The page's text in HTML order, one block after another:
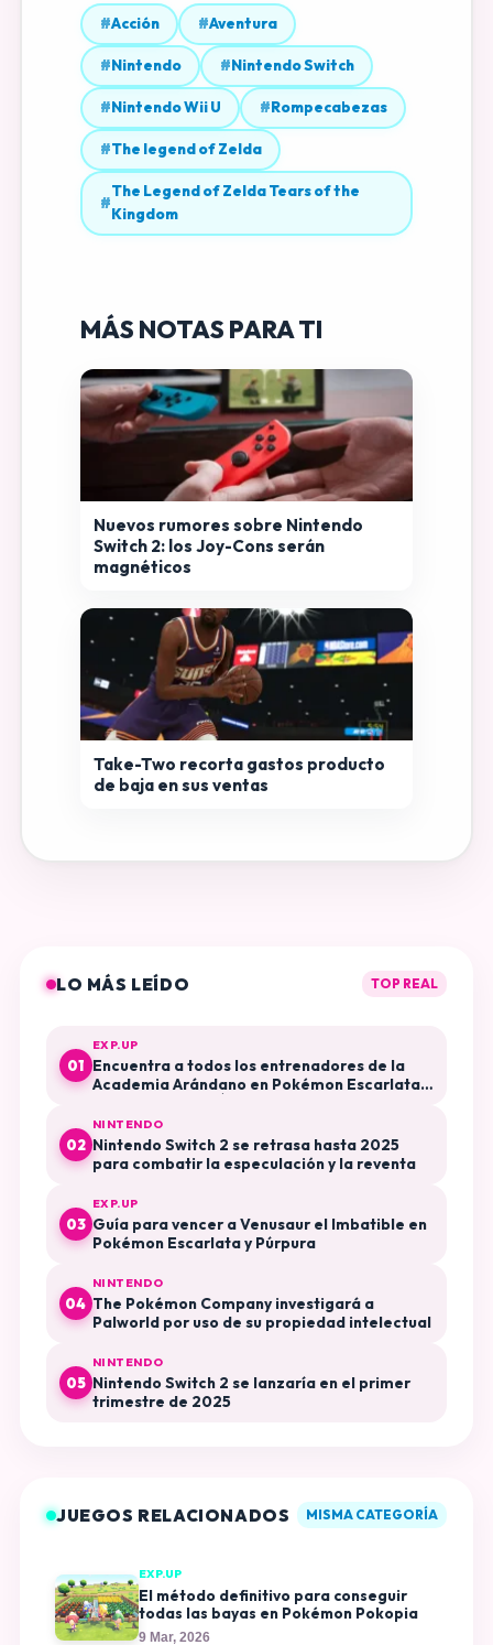
#Acción #Aventura
#Nintendo #Nintendo Switch
#Nintendo Wii U #Rompecabezas
#The legend of Zelda
#
The Legend of Zelda Tears of the
Kingdom
MÁS NOTAS PARA TI
Nuevos rumores sobre Nintendo
Switch 2: los Joy-Cons serán
magnéticos
Take-Two recorta gastos producto
de baja en sus ventas
LO MÁS LEÍDO TOP REAL
01
EXP.UP
Encuentra a todos los entrenadores de la
Academia Arándano en Pokémon Escarlata y
02
NINTENDO
Nintendo Switch 2 se retrasa hasta 2025
para combatir la especulación y la reventa
03
EXP.UP
Guía para vencer a Venusaur el Imbatible en
Pokémon Escarlata y Púrpura
04
NINTENDO
The Pokémon Company investigará a
Palworld por uso de su propiedad intelectual
05
NINTENDO
Nintendo Switch 2 se lanzaría en el primer
trimestre de 2025
JUEGOS RELACIONADOS MISMA CATEGORÍA
EXP.UP
El método definitivo para conseguir
todas las bayas en Pokémon Pokopia
9 Mar, 2026